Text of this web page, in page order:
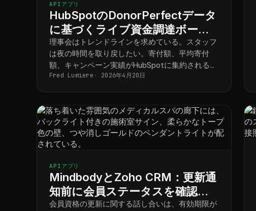
APIアプリ
HubSpotのDonorPerfectデータ
に基づくライブ資金調達ボード
ダッシュボード
理事会はトレンドラインを求めている。スタッフ
は夜の時間を取り戻したい。寄付額、平均寄付
額、キャンペーン実績がHubSpotに集約されるこ
とで、月例理事会報告書は4日間かかる作業では
Fred Lumiere 2026年4月20日
APIアプリ
MindbodyとZoho CRM：更新通
知前に会員ステータスを確認す
る
会員資格の更新に関する話し合いは、有効期限が